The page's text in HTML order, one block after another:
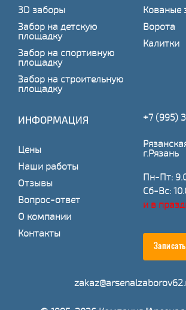
3D заборы
Забор на детскую
площадку
Забор на спортивную
площадку
Забор на строительную
площадку
Кованые
Ворота
Калитки
ИНФОРМАЦИЯ
Цены
Наши работы
Отзывы
Вопрос-ответ
О компании
Контакты
+7 (995)
г.Рязань
Пн-Пт:
Сб-Вс:
и в